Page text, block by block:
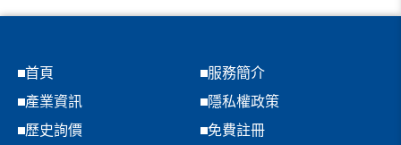
首頁
服務簡介
產業資訊
隱私權政策
歷史詢價
免費註冊